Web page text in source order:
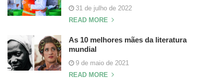
31 de julho de 2022
READ MORE
As 10 melhores mães da literatura
mundial
9 de maio de 2021
READ MORE